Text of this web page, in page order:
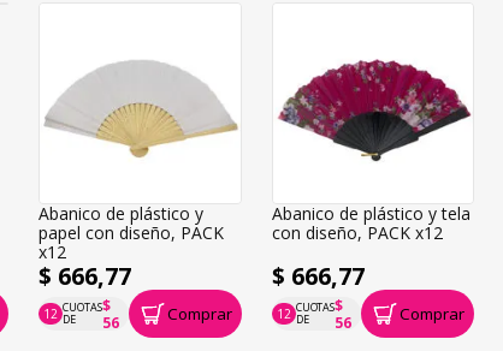
Abanico de plástico y
papel con diseño, PACK
x12
$ 666,77
12 CUOTAS
DE
$
56
P.T.F. $ 667 Comprar
Abanico de plástico y tela
con diseño, PACK x12
$ 666,77
12 CUOTAS
DE
$
56
P.T.F. $ 667 Comprar